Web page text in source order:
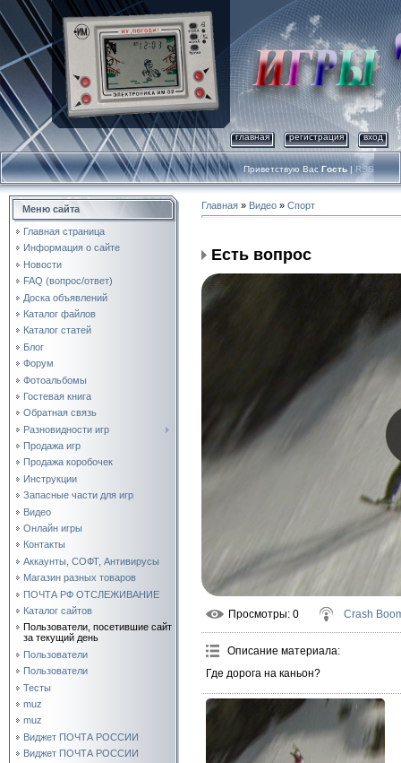
главная регистрация вход
Приветствую Вас Гость | RSS
Меню сайта
Главная страница
Информация о сайте
Новости
FAQ (вопрос/ответ)
Доска объявлений
Каталог файлов
Каталог статей
Блог
Форум
Фотоальбомы
Гостевая книга
Обратная связь
Разновидности игр
Продажа игр
Продажа коробочек
Инструкции
Запасные части для игр
Видео
Онлайн игры
Контакты
Аккаунты, СОФТ, Антивирусы
Магазин разных товаров
ПОЧТА РФ ОТСЛЕЖИВАНИЕ
Каталог сайтов
Пользователи, посетившие сайт
за текущий день
Пользователи
Пользователи
Тесты
muz
muz
Виджет ПОЧТА РОССИИ
Виджет ПОЧТА РОССИИ
Главная » Видео » Спорт
Есть вопрос
Просмотры: 0 Crash
Описание материала:
Где дорога на каньон?